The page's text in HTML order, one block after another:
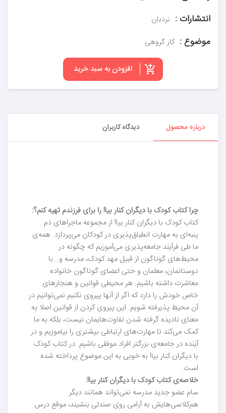
انتشارات : نردبان
موضوع : کار گروهی
افزودن به سبد خرید
درباره محصول دیدگاه کاربران
چرا کتاب کودک با دیگران کنار بیا! را برای فرزندم تهیه کنم؟:
کتاب کودک با دیگران کنار بیا! از مجموعه ماجراهای دم
پنبه‌ای به مهارت انطباق‌پذیری در کودکان می‌پردازد. همه‌ی
ما طی فرآیند جامعه‌پذیری می‌آموزیم که چگونه در
محیط‌های گوناگون از قبیل مهد کودک، مدرسه و...با
دوستانمان، معلمان و حتی اعضای گوناگون خانواده
معاشرت داشته باشیم. هر محیطی قوانین و هنجارهای
خاص خودش را دارد که اگر از آنها پیروی نکنیم نمی‌توانیم در
آن محیط پذیرفته شویم. این پیروی کردن از قوانین اصلا به
معنای نادیده گرفته شدن تفاوت‌هایمان نیست، بلکه به ما
کمک می‌کند تا مهارت‌های ارتباطی بیشتری را بیاموزیم و در
آینده در جامعه‌ی بزرگتر افراد موفقی باشیم. در کتاب کودک
با دیگران کنار بیا! به خوبی به این موضوع پرداخته شده
است.
خلاصه‌ی کتاب کودک با دیگران کنار بیا!:
سام عضو جدید مدرسه نمی‌تواند همانند دیگر
هم‌کلاسی‌هایش به آرامی روی صندلی بنشیند، موقع درس